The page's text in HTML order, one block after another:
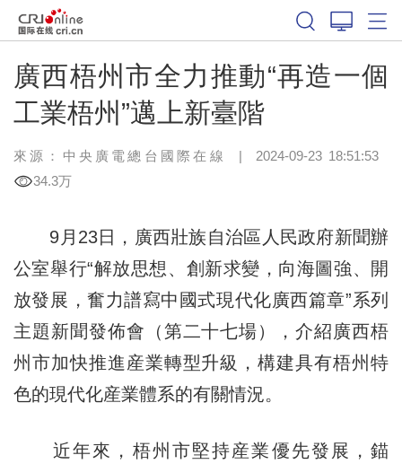
廣西梧州市全力推動“再造一個
工業梧州”邁上新臺階
來源：中央廣電總台國際在線 | 2024-09-23 18:51:53
34.3万
9月23日，廣西壯族自治區人民政府新聞辦
公室舉行“解放思想、創新求變，向海圖強、開
放發展，奮力譜寫中國式現代化廣西篇章”系列
主題新聞發佈會（第二十七場），介紹廣西梧
州市加快推進産業轉型升級，構建具有梧州特
色的現代化産業體系的有關情況。
近年來，梧州市堅持産業優先發展，錨